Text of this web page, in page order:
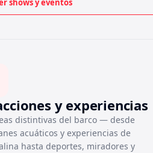
shows y eventos
y experiencias
distintivas del barco — desde
acuáticos y experiencias de
hasta deportes, miradores y